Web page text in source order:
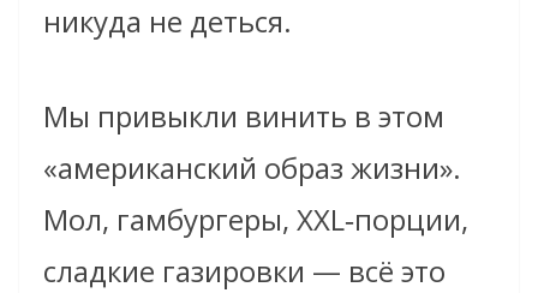
никуда не деться.
Мы привыкли винить в этом
«американский образ жизни».
Мол, гамбургеры, XXL‑порции,
сладкие газировки — всё это